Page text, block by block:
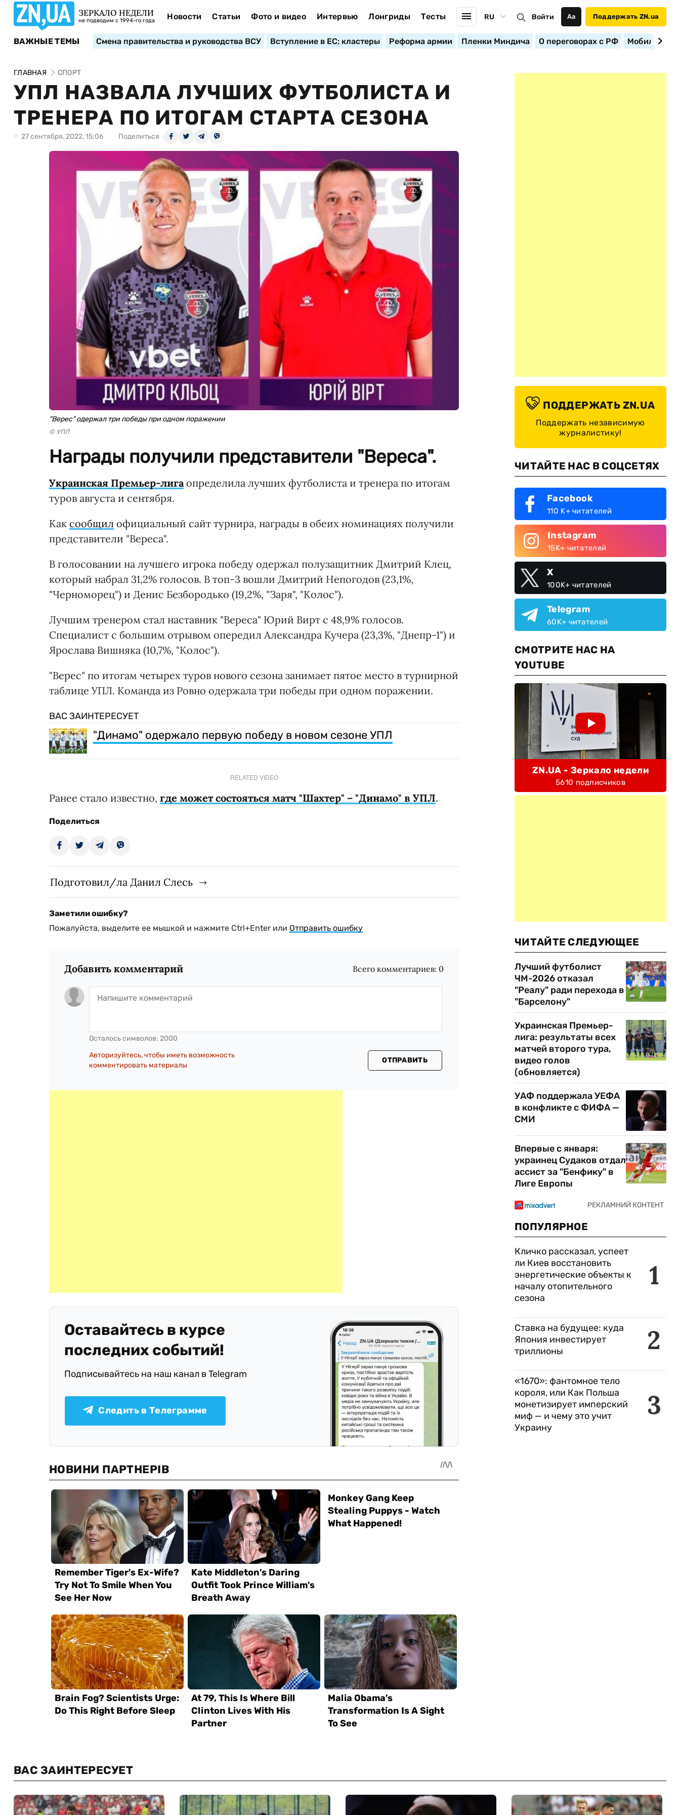
ЗЕРКАЛО НЕДЕЛИ
не подводим с 1994-го года Новости Статьи Фото и видео Интервью Лонгриды Тесты RU Войти Аа Поддержать ZN.ua
ВАЖНЫЕ ТЕМЫ Смена правительства и руководства ВСУ Вступление в ЕС: кластеры Реформа армии Пленки Миндича О переговорах с РФ
ГЛАВНАЯ СПОРТ
УПЛ НАЗВАЛА ЛУЧШИХ ФУТБОЛИСТА И
ТРЕНЕРА ПО ИТОГАМ СТАРТА СЕЗОНА
27 сентября, 2022, 15:06 Поделиться
"Верес" одержал три победы при одном поражении
© УПЛ
Награды получили представители "Вереса".
Украинская Премьер-лига определила лучших футболиста и тренера по итогам
туров августа и сентября.
Как сообщил официальный сайт турнира, награды в обеих номинациях получили
представители "Вереса".
В голосовании на лучшего игрока победу одержал полузащитник Дмитрий Клец,
который набрал 31,2% голосов. В топ-3 вошли Дмитрий Непогодов (23,1%,
"Черноморец") и Денис Безбородько (19,2%, "Заря", "Колос").
Лучшим тренером стал наставник "Вереса" Юрий Вирт с 48,9% голосов.
Специалист с большим отрывом опередил Александра Кучера (23,3%, "Днепр-1") и
Ярослава Вишняка (10,7%, "Колос").
"Верес" по итогам четырех туров нового сезона занимает пятое место в турнирной
таблице УПЛ. Команда из Ровно одержала три победы при одном поражении.
ВАС ЗАИНТЕРЕСУЕТ
"Динамо" одержало первую победу в новом сезоне УПЛ
RELATED VIDEO
Ранее стало известно, где может состояться матч "Шахтер" – "Динамо" в УПЛ.
Поделиться
Подготовил/ла Данил Слесь
Заметили ошибку?
Пожалуйста, выделите ее мышкой и нажмите Ctrl+Enter или Отправить ошибку
Добавить комментарий Всего комментариев: 0
Осталось символов: 2000
Авторизуйтесь, чтобы иметь возможность
комментировать материалы
ОТПРАВИТЬ
Оставайтесь в курсе
последних событий!
Подписывайтесь на наш канал в Telegram
Следить в Телеграмме
ПОДДЕРЖАТЬ ZN.UA
Поддержать независимую
журналистику!
ЧИТАЙТЕ НАС В СОЦСЕТЯХ
Facebook
110 K+ читателей
Instagram
15K+ читателей
X
100K+ читателей
Telegram
60K+ читателей
СМОТРИТЕ НАС НА
YOUTUBE
ZN.UA - Зеркало недели
5610 подписчиков
ЧИТАЙТЕ СЛЕДУЮЩЕЕ
Лучший футболист
ЧМ-2026 отказал
"Реалу" ради перехода в
"Барселону"
Украинская Премьер-
лига: результаты всех
матчей второго тура,
видео голов
(обновляется)
УАФ поддержала УЕФА
в конфликте с ФИФА —
СМИ
Впервые с января:
украинец Судаков отдал
ассист за "Бенфику" в
Лиге Европы
ПОПУЛЯРНОЕ
1
Кличко рассказал, успеет
ли Киев восстановить
энергетические объекты к
началу отопительного
сезона
2
Ставка на будущее: куда
Япония инвестирует
триллионы
3
«1670»: фантомное тело
короля, или Как Польша
монетизирует имперский
миф — и чему это учит
Украину
ВАС ЗАИНТЕРЕСУЕТ